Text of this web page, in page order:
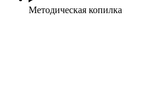
Методическая копилка